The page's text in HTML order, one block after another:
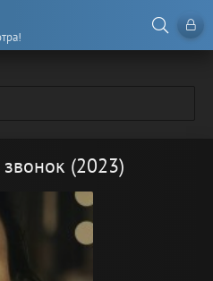
(2023)